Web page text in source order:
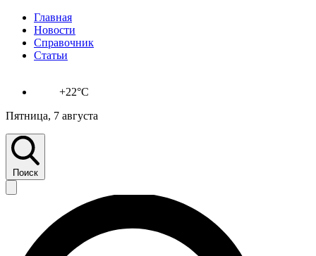
Главная
Новости
Справочник
Статьи
+22°C
Пятница, 7 августа
Поиск